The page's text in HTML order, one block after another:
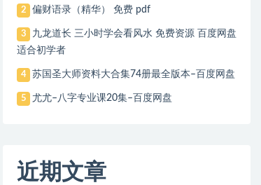
2 偏财语录（精华） 免费 pdf
3
九龙道长 三小时学会看风水 免费资源 百度网盘
适合初学者
4 苏国圣大师资料大合集74册最全版本–百度网盘
5 尤尤–八字专业课20集–百度网盘
近期文章